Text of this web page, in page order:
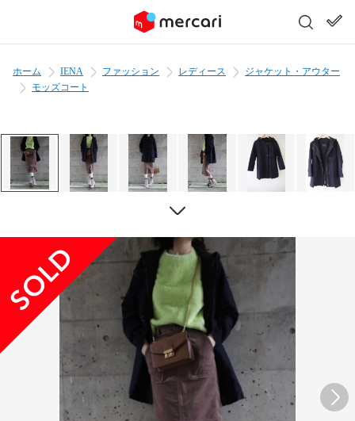
ホーム IENA ファッション レディース
ジャケット・アウター
モッズコート